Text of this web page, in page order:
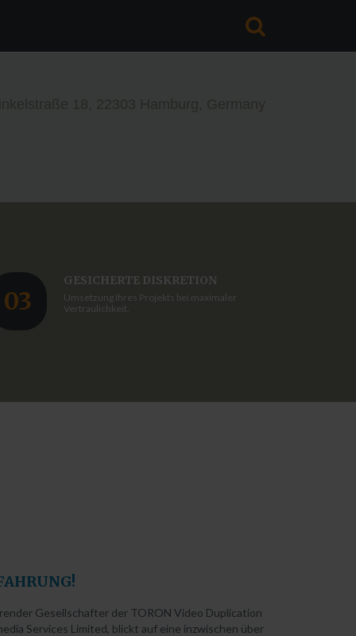
vergessen?
vergessen?
03
GESICHERTE DISKRETION
Umsetzung Ihres Projekts bei maximaler
Vertraulichkeit.
Gesellschafter der TORON Video Duplication
Services Limited, blickt auf eine inzwischen über